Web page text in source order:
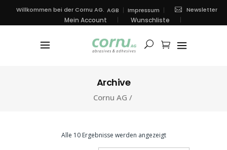
Willkommen bei der Cornu AG. AGB Impressum Newsletter
Mein Account Wunschliste
Archive
Cornu AG /
Alle 10 Ergebnisse werden angezeigt